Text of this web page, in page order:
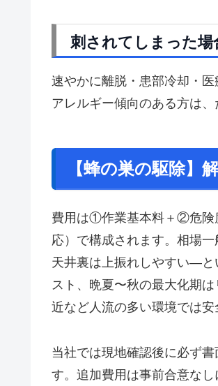
刺されてしまった場
速やかに離脱・患部冷却・
アレルギー傾向のある方は、
【蜂の巣の駆除】
費用は①作業基本料＋②危険
応）で構成されます。相場
天井裏は上振れしやすい—と
スト、晩夏〜秋の最大化期
近など人流の多い環境では
当社では現地確認後に必ず
す。追加費用は事前合意なし